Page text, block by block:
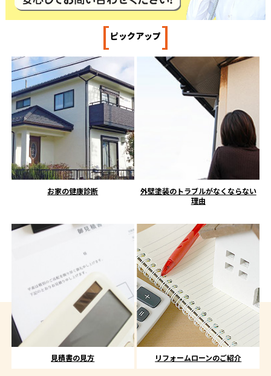
[ピックアップ]
お家の健康診断
外壁塗装のトラブルがなくならない
理由
見積書の見方 リフォームローンのご紹介